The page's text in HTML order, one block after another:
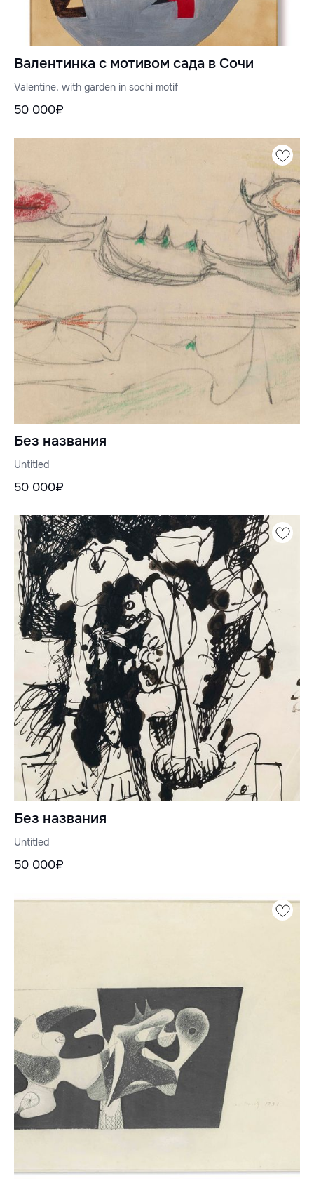
Валентинка с мотивом сада в Сочи
Valentine, with garden in sochi motif
50 000₽
Без названия
Untitled
50 000₽
Без названия
Untitled
50 000₽